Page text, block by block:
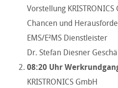
Vorstellung KRISTRONICS
Chancen und
EMS/E²MS Dienstleister
Dr. Stefan Diesner
08:20 Uhr
KRISTRONICS GmbH